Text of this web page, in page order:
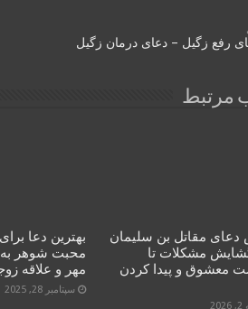
رفع زگیل – دعای درمان زگیل
مرتبط
مقاتل بن سلیمان
مشکلات تا
معشوق و پیدا کردن
بهترین دعا
محبت شوهر
مهر و علاقه
سپتامبر 28, 2025